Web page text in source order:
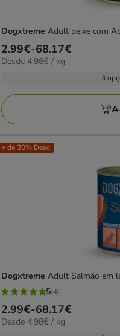
Dogxtreme Adult peixe com
Preço
de
68.17€
2.99€-68.17€
4.98€
Desde 4.98€ / kg
3
+ de 30% Desc.
Dogxtreme Adult Salmão em
5
estrelas
com
5(4)
Preço
de
2.99€-68.17€
4.98€
Desde 4.98€ / kg